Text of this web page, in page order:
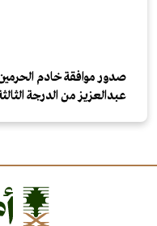
صدور موافقة خادم
عبدالعزيز من الدرجة الثالثة لـ200 مواطن